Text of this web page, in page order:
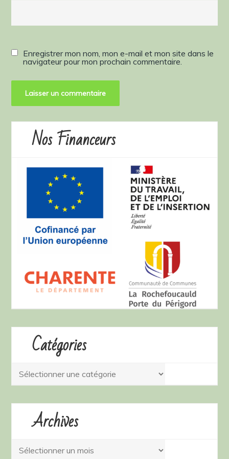
Enregistrer mon nom, mon e-mail et mon site dans le
navigateur pour mon prochain commentaire.
Nos Financeurs
Catégories
Catégories
Archives
Archives